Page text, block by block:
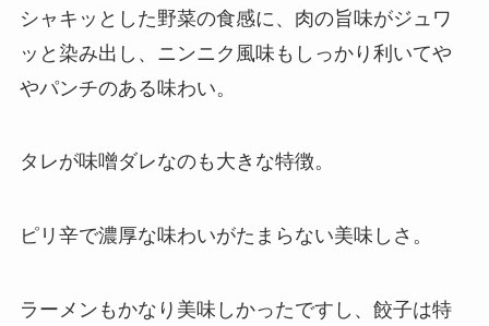
シャキッとした野菜の食感に、肉の旨味がジュワ
ッと染み出し、ニンニク風味もしっかり利いてや
やパンチのある味わい。
タレが味噌ダレなのも大きな特徴。
ピリ辛で濃厚な味わいがたまらない美味しさ。
ラーメンもかなり美味しかったですし、餃子は特